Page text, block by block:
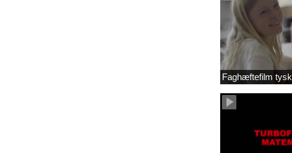
Faghæftefilm tysk